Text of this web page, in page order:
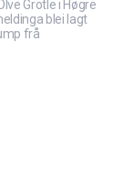
Grotle i Høgre
blei lagt
frå